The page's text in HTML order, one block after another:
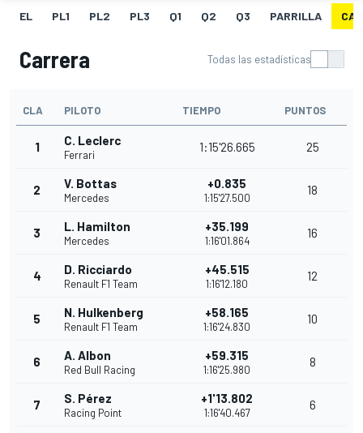
EL PL1 PL2 PL3 Q1 Q2 Q3 PARRILLA
Carrera Todas las estadísticas
CLA PILOTO TIEMPO PUNTOS
1 C. Leclerc
Ferrari
1:15'26.665 25
2 V. Bottas
Mercedes
+0.835
1:15'27.500
18
3 L. Hamilton
Mercedes
+35.199
1:16'01.864
16
4 D. Ricciardo
Renault F1 Team
+45.515
1:16'12.180
12
5 N. Hulkenberg
Renault F1 Team
+58.165
1:16'24.830
10
6 A. Albon
Red Bull Racing
+59.315
1:16'25.980
8
7 S. Pérez
Racing Point
+1'13.802
1:16'40.467
6